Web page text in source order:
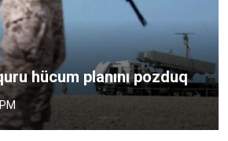
hücum planını pozduq